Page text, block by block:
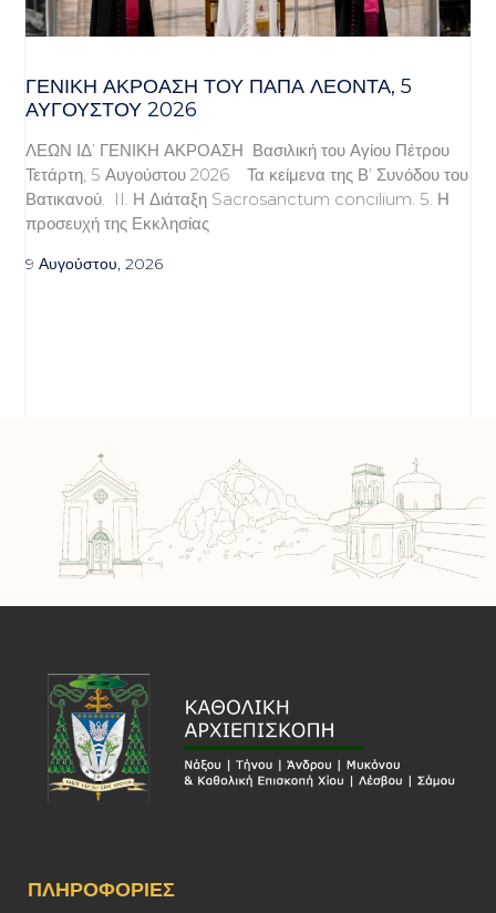
ΓΕΝΙΚΉ ΑΚΡΌΑΣΗ ΤΟΥ ΠΆΠΑ ΛΈΟΝΤΑ, 5
ΑΥΓΟΎΣΤΟΥ 2026
ΛΕΩΝ ΙΔ’ ΓΕΝΙΚΗ ΑΚΡΟΑΣΗ Βασιλική του Αγίου Πέτρου
Τετάρτη, 5 Αυγούστου 2026 Τα κείμενα της Β’ Συνόδου του
Βατικανού. II. Η Διάταξη Sacrosanctum concilium. 5. Η
προσευχή της Εκκλησίας
9 Αυγούστου, 2026
ΠΛΗΡΟΦΟΡΊΕΣ